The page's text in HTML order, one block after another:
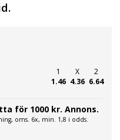
1
1.46
X
4.36
2
6.64
för 1000 kr. Annons.
oms. 6x, min. 1,8 i odds.